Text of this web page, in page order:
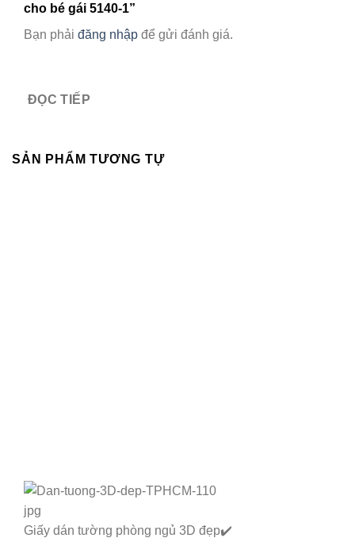
cho bé gái 5140-1”
Bạn phải đăng nhập để gửi đánh giá.
ĐỌC TIẾP
SẢN PHẨM TƯƠNG TỰ
Giấy dán tường phòng ngủ 3D đẹp✔️